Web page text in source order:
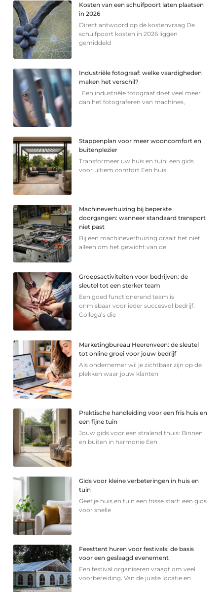
Kosten van een schuifpoort laten plaatsen
in 2026
Direct antwoord op de kostenvraag De
schuifpoort kosten in 2026 liggen
gemiddeld
Industriële fotograaf: welke vaardigheden
maken het verschil?
Een industriële fotograaf doet veel meer
dan het fotograferen van machines,
Stappenplan voor meer wooncomfort en
buitenplezier
Transformeer uw huis en tuin: een gids
voor ultiem comfort Een huis
Machineverhuizing bij beperkte
doorgangen: wanneer standaard transport
niet past
Bij een machineverhuizing draait het niet
alleen om het gewicht van de
Groepsactiviteiten voor bedrijven: de
sleutel tot een sterker team
Een goed functionerend team is
onmisbaar voor ieder succesvol bedrijf.
Collega’s die
Marketingbureau Heerenveen: de sleutel
tot online groei voor jouw bedrijf
Als ondernemer wil je zichtbaar zijn op de
plekken waar jouw klanten
Praktische handleiding voor een fris huis en
een fijne tuin
Jouw gids voor een stralend thuis: Binnen
en buiten in harmonie Een
Gids voor kleine verbeteringen in huis en
tuin
Geef je huis en tuin een frisse start: een gids
voor snelle
Feesttent huren voor festivals: de basis
voor een geslaagd evenement
Een festival organiseren vraagt om veel
voorbereiding. Van de juiste locatie en